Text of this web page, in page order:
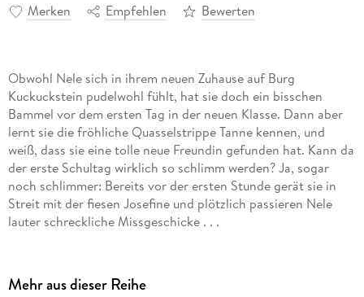
Merken Empfehlen Bewerten
Obwohl Nele sich in ihrem neuen Zuhause auf Burg
Kuckuckstein pudelwohl fühlt, hat sie doch ein bisschen
Bammel vor dem ersten Tag in der neuen Klasse. Dann aber
lernt sie die fröhliche Quasselstrippe Tanne kennen, und
weiß, dass sie eine tolle neue Freundin gefunden hat. Kann da
der erste Schultag wirklich so schlimm werden? Ja, sogar
noch schlimmer: Bereits vor der ersten Stunde gerät sie in
Streit mit der fiesen Josefine und plötzlich passieren Nele
lauter schreckliche Missgeschicke . . .
Mehr aus dieser Reihe